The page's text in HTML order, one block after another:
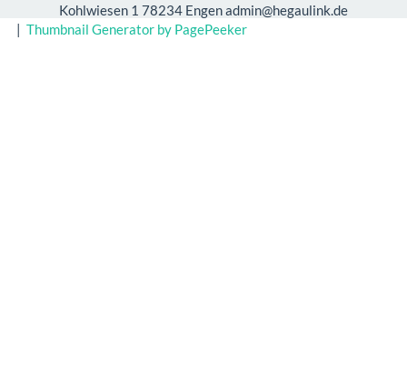
Kohlwiesen 1 78234 Engen admin@hegaulink.de
| Thumbnail Generator by PagePeeker